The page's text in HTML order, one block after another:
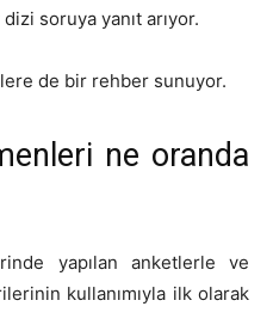
soruya yanıt arıyor.
de bir rehber sunuyor.
ne oranda
yapılan anketlerle ve
kullanımıyla ilk olarak